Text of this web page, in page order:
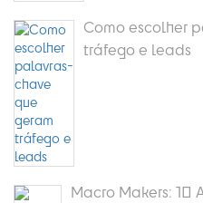
Como escolher
tráfego e leads
Macro Makers: 10